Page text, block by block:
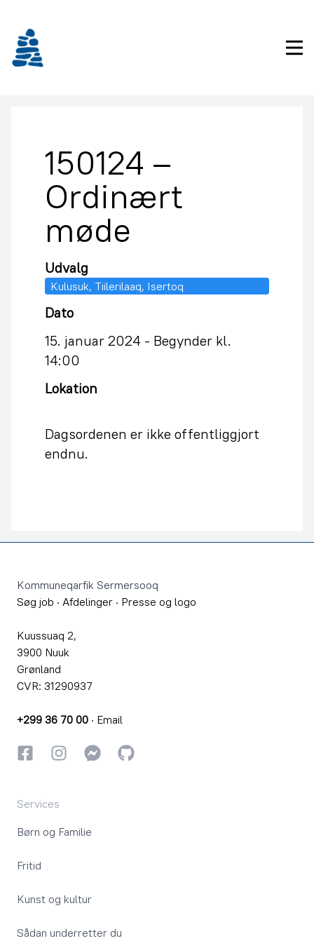
indhold
150124 –
Ordinært
møde
Udvalg
Kulusuk, Tiilerilaaq, Isertoq
Dato
15. januar 2024 - Begynder kl.
14:00
Lokation
Dagsordenen er ikke offentliggjort
endnu.
Kommuneqarfik Sermersooq
Søg job · Afdelinger · Presse og logo
Kuussuaq 2,
3900 Nuuk
Grønland
CVR: 31290937
+299 36 70 00 · Email
FacebookInstagramInstagram
GitHub
Services
Børn og Familie
Fritid
Kunst og kultur
Sådan underretter du